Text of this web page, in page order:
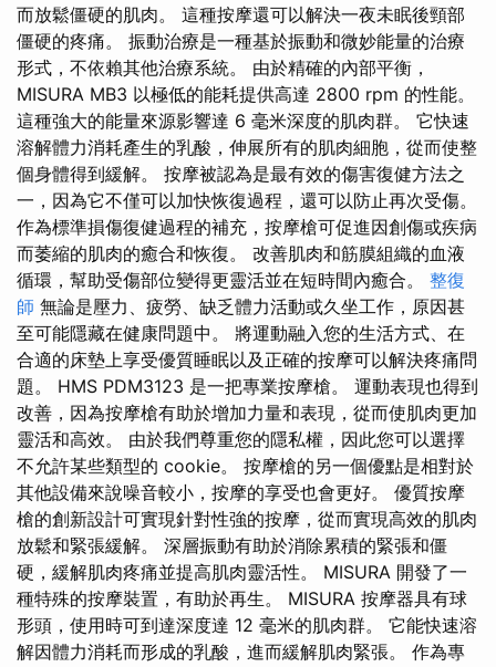
而放鬆僵硬的肌肉。 這種按摩還可以解決一夜未眠後頸部
僵硬的疼痛。 振動治療是一種基於振動和微妙能量的治療
形式，不依賴其他治療系統。 由於精確的內部平衡，
MISURA MB3 以極低的能耗提供高達 2800 rpm 的性能。
這種強大的能量來源影響達 6 毫米深度的肌肉群。 它快速
溶解體力消耗產生的乳酸，伸展所有的肌肉細胞，從而使整
個身體得到緩解。 按摩被認為是最有效的傷害復健方法之
一，因為它不僅可以加快恢復過程，還可以防止再次受傷。
作為標準損傷復健過程的補充，按摩槍可促進因創傷或疾病
而萎縮的肌肉的癒合和恢復。 改善肌肉和筋膜組織的血液
循環，幫助受傷部位變得更靈活並在短時間內癒合。 整復
師 無論是壓力、疲勞、缺乏體力活動或久坐工作，原因甚
至可能隱藏在健康問題中。 將運動融入您的生活方式、在
合適的床墊上享受優質睡眠以及正確的按摩可以解決疼痛問
題。 HMS PDM3123 是一把專業按摩槍。 運動表現也得到
改善，因為按摩槍有助於增加力量和表現，從而使肌肉更加
靈活和高效。 由於我們尊重您的隱私權，因此您可以選擇
不允許某些類型的 cookie。 按摩槍的另一個優點是相對於
其他設備來說噪音較小，按摩的享受也會更好。 優質按摩
槍的創新設計可實現針對性強的按摩，從而實現高效的肌肉
放鬆和緊張緩解。 深層振動有助於消除累積的緊張和僵
硬，緩解肌肉疼痛並提高肌肉靈活性。 MISURA 開發了一
種特殊的按摩裝置，有助於再生。 MISURA 按摩器具有球
形頭，使用時可到達深度達 12 毫米的肌肉群。 它能快速溶
解因體力消耗而形成的乳酸，進而緩解肌肉緊張。 作為專